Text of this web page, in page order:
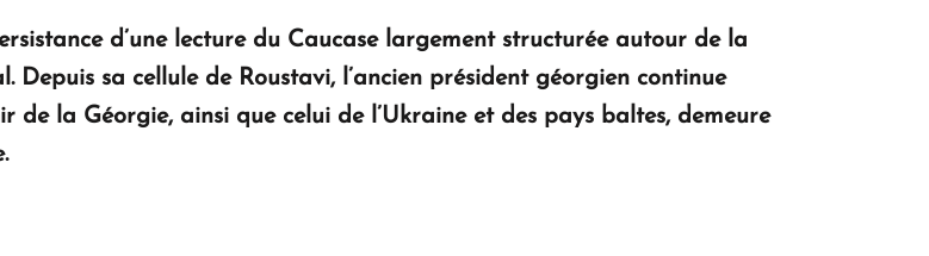
d’une lecture du Caucase largement structurée autour de la
sa cellule de Roustavi, l’ancien président géorgien continue
de la Géorgie, ainsi que celui de l’Ukraine et des pays baltes, demeure